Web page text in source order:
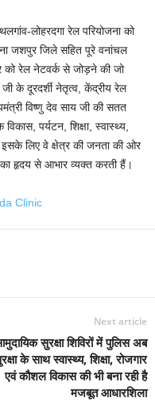
लोहरदगा रेल परियोजना को
जशपुर जिले सहित पूरे वनांचल
को रेल नेटवर्क से जोड़ने की जो
के दूरदर्शी नेतृत्व, केंद्रीय रेल
विष्णु देव साय जी की सतत
पर्यटन, शिक्षा, स्वास्थ्य,
इसके लिए वे क्षेत्र की जनता की ओर
हृदय से आभार व्यक्त करती हैं।
Next article
सुरक्षा शिविरों में पुलिस अब
के साथ स्वास्थ्य, शिक्षा, रोजगार
एवं कौशल विकास की भी बना रही है
मजबूत आधारशिला